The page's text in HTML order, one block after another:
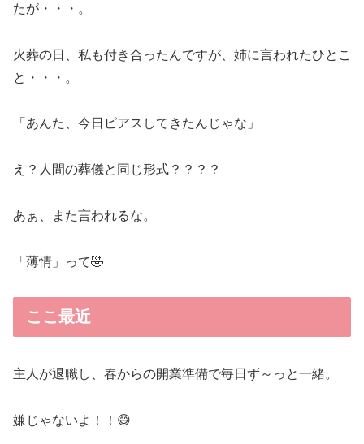
たが・・・。
火葬の日、私も付き合ったんですが、姉に言われたひとこ
と・・・。
「あんた、今日ピアスしてきたんじゃな」
え？人間の葬儀と同じ形式？？？？
あぁ、また言われるな。
「薄情」って🤣
ここ最近
主人が退職し、春からの開業準備で毎日ず～っと一緒。
嫌じゃないよ！！😅